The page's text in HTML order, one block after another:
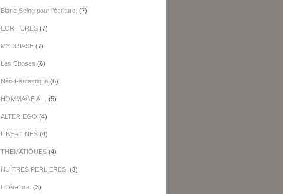
Blanc-Seing pour l'écriture. (7)
ECRITURES(7)
MYDRIASE(7)
Les Choses (6)
Néo-Fantastique(6)
HOMMAGE A ... (5)
ALTER EGO (4)
LIBERTINES(4)
THEMATIQUES(4)
HUÎTRES PERLIERES. (3)
Littérature. (3)